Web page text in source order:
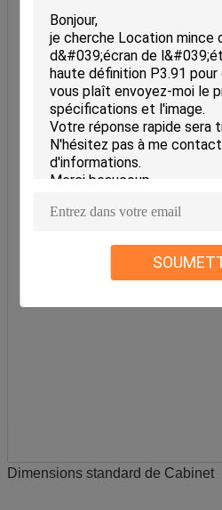
Dimensions standard de Cabinet